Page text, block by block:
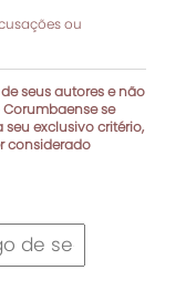
ou
seus autores e não
se
seu exclusivo critério,
considerado